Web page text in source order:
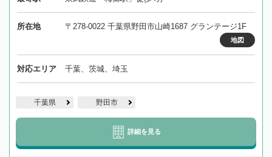
所在地 〒278-0022 千葉県野田市山崎1687 グランテージ1F
地図
対応エリア 千葉、茨城、埼玉
千葉県 野田市
詳細を見る